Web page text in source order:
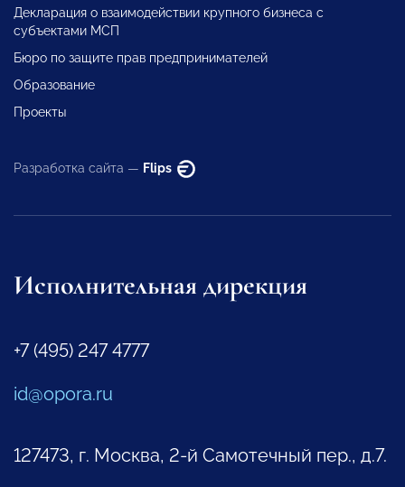
Декларация о взаимодействии крупного бизнеса с
субъектами МСП
Бюро по защите прав предпринимателей
Образование
Проекты
Разработка сайта — Flips
Исполнительная дирекция
+7 (495) 247 4777
id@opora.ru
127473, г. Москва, 2-й Самотечный пер., д.7.